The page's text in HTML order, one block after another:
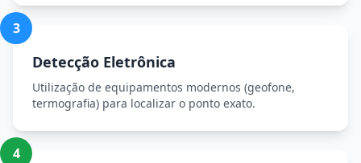
3
Detecção Eletrônica
Utilização de equipamentos modernos (geofone,
termografia) para localizar o ponto exato.
4